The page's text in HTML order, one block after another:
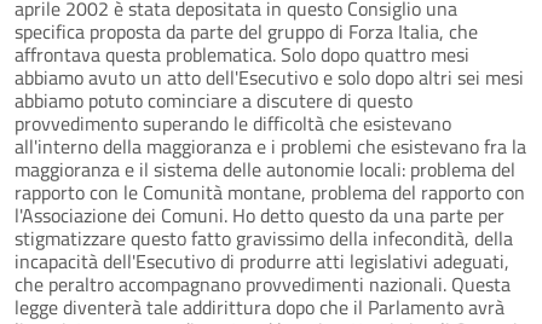
aprile 2002 è stata depositata in questo Consiglio una
specifica proposta da parte del gruppo di Forza Italia, che
affrontava questa problematica. Solo dopo quattro mesi
abbiamo avuto un atto dell'Esecutivo e solo dopo altri sei mesi
abbiamo potuto cominciare a discutere di questo
provvedimento superando le difficoltà che esistevano
all'interno della maggioranza e i problemi che esistevano fra la
maggioranza e il sistema delle autonomie locali: problema del
rapporto con le Comunità montane, problema del rapporto con
l'Associazione dei Comuni. Ho detto questo da una parte per
stigmatizzare questo fatto gravissimo della infecondità, della
incapacità dell'Esecutivo di produrre atti legislativi adeguati,
che peraltro accompagnano provvedimenti nazionali. Questa
legge diventerà tale addirittura dopo che il Parlamento avrà